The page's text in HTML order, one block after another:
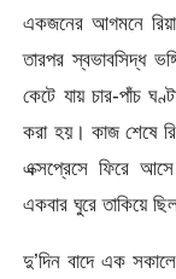
একজনের আগমনে
তারপর স্বভাবসিদ্ধ
কেটে যায় চার-পাঁচ
করা হয়। কাজ শেষে
এক্সপ্রেসে ফিরে
একবার ঘুরে তাকিয়ে
দু’দিন বাদে এক